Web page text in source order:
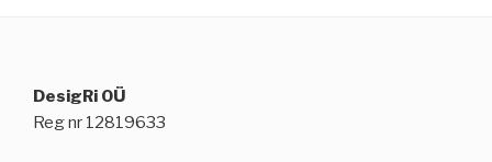
DesigRi OÜ
Reg nr 12819633